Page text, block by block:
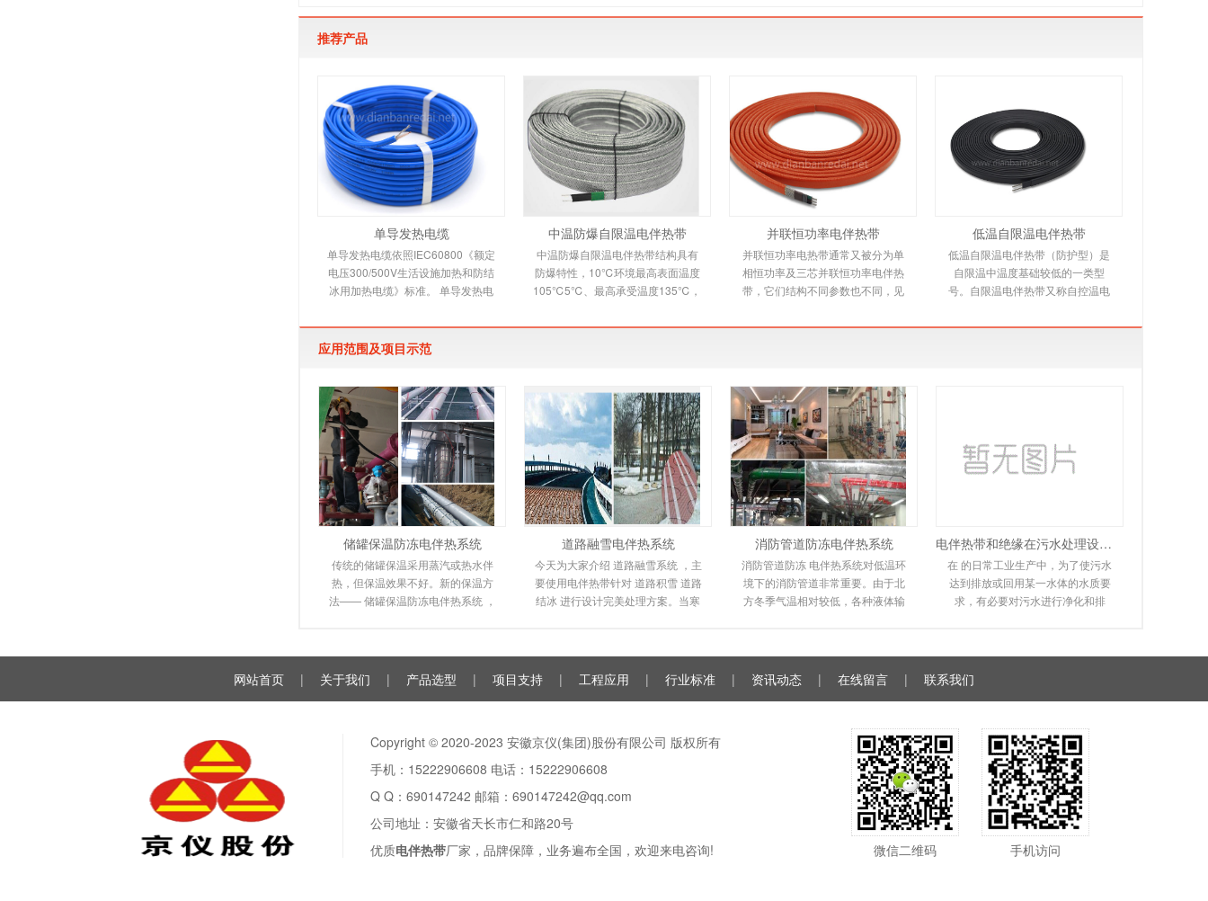
推荐产品
单导发热电缆
单导发热电缆依照IEC60800《额定
电压300/500V生活设施加热和防结
冰用加热电缆》标准。 单导发热电
烯绝缘，铝带屏蔽，防
中温防爆自限温电伴热带
中温防爆自限温电伴热带结构具有
防爆特性，10℃环境最高表面温度
105℃5℃、最高承受温度135℃，
带，它是新一代唯一带
并联恒功率电伴热带
并联恒功率电热带通常又被分为单
相恒功率及三芯并联恒功率电伴热
带，它们结构不同参数也不同，见
是由多个发热节在
低温自限温电伴热带
低温自限温电伴热带（防护型）是
自限温中温度基础较低的一类型
号。自限温电伴热带又称自控温电
电热产品，由高分子
应用范围及项目示范
储罐保温防冻电伴热系统
传统的储罐保温采用蒸汽或热水伴
热，但保温效果不好。新的保温方
法—— 储罐保温防冻电伴热系统 ，
道路融雪电伴热系统
今天为大家介绍 道路融雪系统 ，主
要使用电伴热带针对 道路积雪 道路
结冰 进行设计完美处理方案。当寒
消防管道防冻电伴热系统
消防管道防冻 电伴热系统对低温环
境下的消防管道非常重要。由于北
方冬季气温相对较低，各种液体输
电伴热带和绝缘在污水处理设备中的应用
在 的日常工业生产中，为了使污水
达到排放或回用某一水体的水质要
求，有必要对污水进行净化和排
网站首页 | 关于我们 | 产品选型 | 项目支持 | 工程应用 | 行业标准 | 资讯动态 | 在线留言 | 联系我们
Copyright © 2020-2023 安徽京仪(集团)股份有限公司 版权所有
手机：15222906608 电话：15222906608
Q Q： 690147242 邮箱：690147242@qq.com
公司地址：安徽省天长市仁和路20号
优质电伴热带厂家，品牌保障，业务遍布全国，欢迎来电咨询! 微信二维码 手机访问